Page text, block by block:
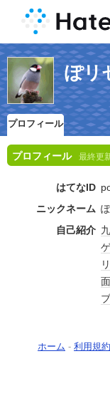
ぽリ
プロフィール
プロフィール 最終更
はてなID
ニックネーム
自己紹介
ホーム - 利用規約